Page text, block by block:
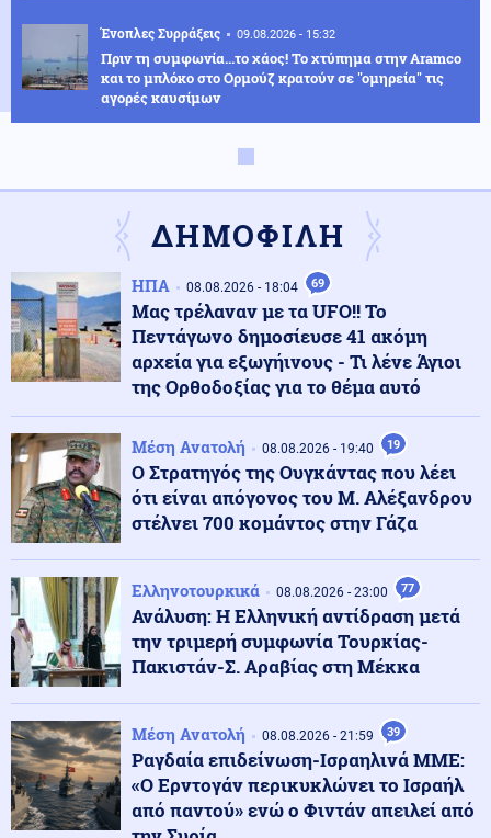
Ένοπλες Συρράξεις 09.08.2026 - 15:32
Πριν τη συμφωνία...το χάος! Το χτύπημα στην Aramco
και το μπλόκο στο Ορμούζ κρατούν σε "ομηρεία" τις
αγορές καυσίμων
Κοινωνία
Ορεστιάδα: Εγκατέλειψε το ΙΧ μετά από έλεγχο και
προσπάθησε να διαφύγει
Κόσμος 09.08.2026 - 15:09
Ισπανία: Έλεγχοι σε 200 ταξιδιώτες που έφτασαν από
την Ιταλία
09.08.2026 - 15:00
ΠΥΡ ΚΑΙ ΜΑΝΙΑ Ο ΠΟΥΤΙΝ! Η Τουρκία στέλνει 5
μαχητικά F-16 και 80 στρατιωτικούς στην Εσθονία
Κοινωνία 09.08.2026 - 14:56
Έβρος: Πυρκαγιά σε χαμηλή βλάστηση στο Σπήλαιο
Ορεστιάδας
Κοινωνία 09.08.2026 - 14:44
Σκιάθος: 15χρονος κατήγγειλε 17χρονο για σεξουαλική
κακοποίηση
ΔΗΜΟΦΙΛΗ
ΗΠΑ 08.08.2026 - 18:04 69
Μας τρέλαναν με τα UFO!! Το
Πεντάγωνο δημοσίευσε 41 ακόμη
αρχεία για εξωγήινους - Τι λένε Άγιοι
της Ορθοδοξίας για το θέμα αυτό
Μέση Ανατολή 08.08.2026 - 19:40 19
Ο Στρατηγός της Ουγκάντας που λέει
ότι είναι απόγονος του Μ. Αλέξανδρου
στέλνει 700 κομάντος στην Γάζα
Ελληνοτουρκικά 08.08.2026 - 23:00 77
Ανάλυση: Η Ελληνική αντίδραση μετά
την τριμερή συμφωνία Τουρκίας-
Πακιστάν-Σ. Αραβίας στη Μέκκα
Μέση Ανατολή 08.08.2026 - 21:59 39
Ραγδαία επιδείνωση-Ισραηλινά ΜΜΕ:
«Ο Ερντογάν περικυκλώνει το Ισραήλ
από παντού» ενώ ο Φιντάν απειλεί από